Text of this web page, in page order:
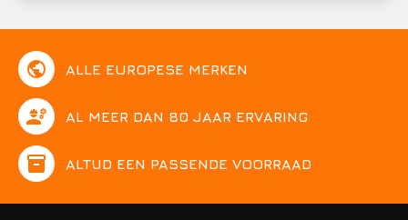
public ALLE EUROPESE MERKEN
engineering AL MEER DAN 80 JAAR ERVARING
inventory ALTIJD EEN PASSENDE VOORRAAD